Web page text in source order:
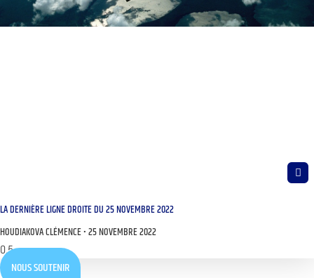
LA DERNIÈRE LIGNE DROITE DU 25 NOVEMBRE 2022
HOUDIAKOVA CLÉMENCE 25 NOVEMBRE 2022
NOUS SOUTENIR